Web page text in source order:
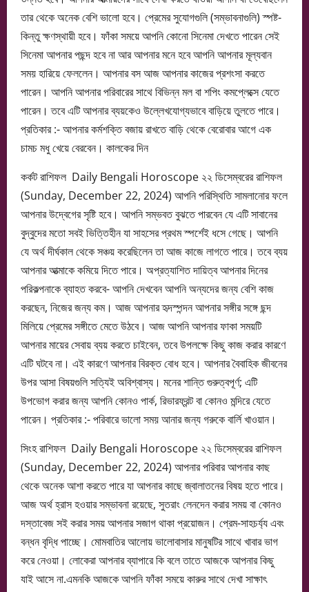
তার থেকে অনেক বেশি ভালো হবে। প্রেমের সুযোগগুলি (সম্ভাবনাগুলি) স্পষ্ট-
কিন্তু ক্ষণস্থায়ী হবে। ফাঁকা সময়ে আপনি কোনো সিনেমা দেখতে পারেন সেই
সিনেমা আপনার পছন্দ হবে না আর আপনার মনে হবে আপনি আপনার মূল্যবান
সময় হারিয়ে ফেললেন। আপনার বস আজ আপনার কাজের প্রশংসা করতে
পারেন। আপনি আপনার পরিবারের সাথে বিভিন্ন মল বা শপিং কমপ্লেক্সে যেতে
পারেন। তবে এটি আপনার ব্যয়কেও উল্লেখযোগ্যভাবে বাড়িয়ে তুলতে পারে।
প্রতিকার :- আপনার কর্মশক্তি বজায় রাখতে বাড়ি থেকে বেরোবার আগে এক
চামচ মধু খেয়ে বেরবেন। কালকের দিন
কর্কট রাশিফল Daily Bengali Horoscope ২২ ডিসেম্বরের রাশিফল
(Sunday, December 22, 2024) আপনি পরিস্থিতি সামলানোর ফলে
আপনার উদ্বেগের সৃষ্টি হবে। আপনি সম্ভবত বুঝতে পারবেন যে এটি সাবানের
বুদ্বুদের মতো সবই ভিত্তিহীন যা সাহসের প্রথম স্পর্শেই ধসে গেছে। আপনি
যে অর্থ দীর্ঘকাল থেকে সঞ্চয় করেছিলেন তা আজ কাজে লাগতে পারে। তবে ব্যয়
আপনার আত্মাকে কমিয়ে দিতে পারে। অপ্রত্যাশিত দায়িত্ব আপনার দিনের
পরিকল্পনাকে ব্যাহত করবে- আপনি দেখবেন আপনি অন্যদের জন্য বেশি কাজ
করছেন, নিজের জন্য কম। আজ আপনার হৃদস্পন্দন আপনার সঙ্গীর সঙ্গে ছন্দ
মিলিয়ে প্রেমের সঙ্গীতে মেতে উঠবে। আজ আপনি আপনার ফাকা সময়টি
আপনার মায়ের সেবায় ব্যয় করতে চাইবেন, তবে উপলক্ষে কিছু কাজ করার কারণে
এটি ঘটবে না। এই কারণে আপনার বিরক্ত বোধ হবে। আপনার বৈবাহিক জীবনের
উপর আসা বিষয়গুলি সত্যিই অবিশ্বাস্য। মনের শান্তি গুরুত্বপূর্ণ; এটি
উপভোগ করার জন্য আপনি কোনও পার্ক, রিভারফ্রন্ট বা কোনও মন্দিরে যেতে
পারেন। প্রতিকার :- পরিবারে ভালো সময় আনার জন্য গরুকে বার্লি খাওয়ান।
সিংহ রাশিফল Daily Bengali Horoscope ২২ ডিসেম্বরের রাশিফল
(Sunday, December 22, 2024) আপনার পরিবার আপনার কাছ
থেকে অনেক আশা করতে পারে যা আপনার কাছে জ্বালাতনের বিষয় হতে পারে।
আজ অর্থ হ্রাস হওয়ার সম্ভাবনা রয়েছে, সুতরাং লেনদেন করার সময় বা কোনও
দস্তাবেজ সই করার সময় আপনার সজাগ থাকা প্রয়োজন। প্রেম-সাহচর্য্য এবং
বন্ধন বৃদ্ধি পাচ্ছে। মোমবাতির আলোয় ভালোবাসার মানুষটির সাথে খাবার ভাগ
করে নেওয়া। লোকেরা আপনার ব্যাপারে কি বলে তাতে আজকে আপনার কিছু
যাই আসে না.এমনকি আজকে আপনি ফাঁকা সময়ে কারুর সাথে দেখা সাক্ষাৎ